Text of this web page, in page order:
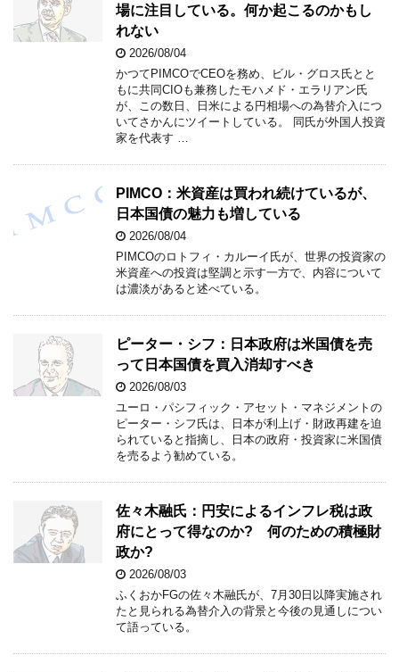
場に注目している。何か起こるのかもし
れない
2026/08/04
かつてPIMCOでCEOを務め、ビル・グロス氏とと
もに共同CIOも兼務したモハメド・エラリアン氏
が、この数日、日米による円相場への為替介入につ
いてさかんにツイートしている。 同氏が外国人投資
家を代表す …
PIMCO：米資産は買われ続けているが、
日本国債の魅力も増している
2026/08/04
PIMCOのロトフィ・カルーイ氏が、世界の投資家の
米資産への投資は堅調と示す一方で、内容について
は濃淡があると述べている。
ピーター・シフ：日本政府は米国債を売
って日本国債を買入消却すべき
2026/08/03
ユーロ・パシフィック・アセット・マネジメントの
ピーター・シフ氏は、日本が利上げ・財政再建を迫
られていると指摘し、日本の政府・投資家に米国債
を売るよう勧めている。
佐々木融氏：円安によるインフレ税は政
府にとって得なのか? 何のための積極財
政か?
2026/08/03
ふくおかFGの佐々木融氏が、7月30日以降実施され
たと見られる為替介入の背景と今後の見通しについ
て語っている。